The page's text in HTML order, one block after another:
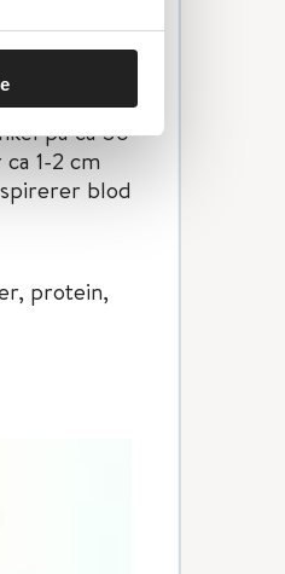
ved bruk
nedenfor
på ca 30
1-2 cm
blod
protein,